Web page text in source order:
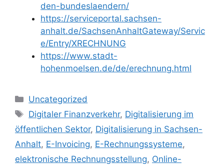
den-bundeslaendern/
https://serviceportal.sachsen-
anhalt.de/SachsenAnhaltGateway/Servic
e/Entry/XRECHNUNG
https://www.stadt-
hohenmoelsen.de/de/erechnung.html
Kategorien
Uncategorized
Schlagwörter
Digitaler Finanzverkehr, Digitalisierung im
öffentlichen Sektor, Digitalisierung in Sachsen-
Anhalt, E-Invoicing, E-Rechnungssysteme,
elektronische Rechnungsstellung, Online-